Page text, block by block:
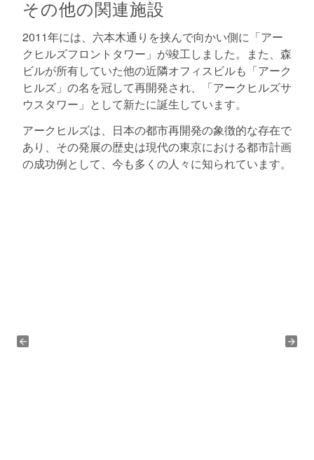
その他の関連施設
2011年には、六本木通りを挟んで向かい側に「アー
クヒルズフロントタワー」が竣工しました。また、森
ビルが所有していた他の近隣オフィスビルも「アーク
ヒルズ」の名を冠して再開発され、「アークヒルズサ
ウスタワー」として新たに誕生しています。
アークヒルズは、日本の都市再開発の象徴的な存在で
あり、その発展の歴史は現代の東京における都市計画
の成功例として、今も多くの人々に知られています。